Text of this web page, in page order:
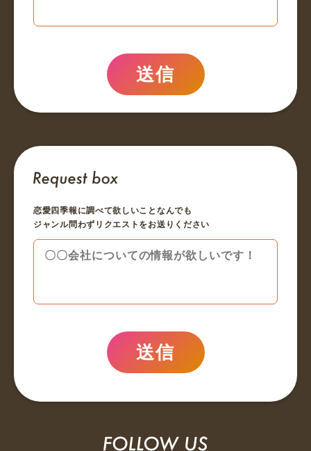
送信
恋愛四季報に調べて欲しいことなんでも
ジャンル問わずリクエストをお送りください
送信